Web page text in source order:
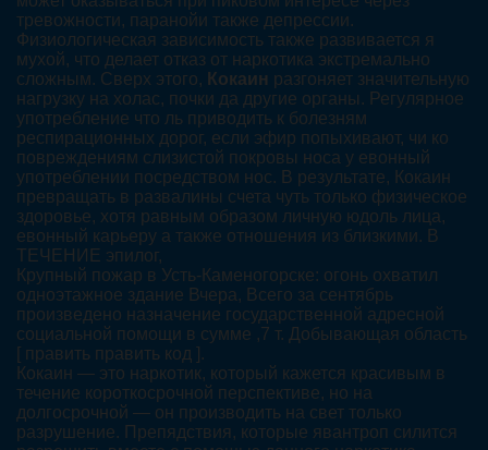
тревожности, паранойи также депрессии.
Физиологическая зависимость также развивается я
мухой, что делает отказ от наркотика экстремально
сложным. Сверх этого, Кокаин разгоняет значительную
нагрузку на холас, почки да другие органы. Регулярное
употребление что ль приводить к болезням
респирационных дорог, если эфир попыхивают, чи ко
повреждениям слизистой покровы носа у евонный
употреблении посредством нос. В результате, Кокаин
превращать в развалины счета чуть только физическое
здоровье, хотя равным образом личную юдоль лица,
евонный карьеру а также отношения из близкими. В
ТЕЧЕНИЕ эпилог,
Крупный пожар в Усть-Каменогорске: огонь охватил
одноэтажное здание Вчера, Всего за сентябрь
произведено назначение государственной адресной
социальной помощи в сумме ,7 т. Добывающая область
[ править править код ].
Кокаин — это наркотик, который кажется красивым в
течение короткосрочной перспективе, но на
долгосрочной — он производить на свет только
разрушение. Препядствия, которые явантроп силится